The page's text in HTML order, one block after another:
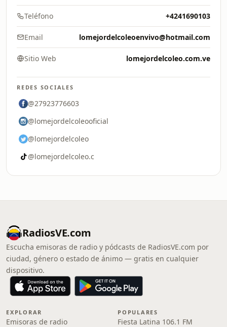
Teléfono +4241690103
Email lomejordelcoleoenvivo@hotmail.com
Sitio Web lomejordelcoleo.com.ve
REDES SOCIALES
@27923776603
@lomejordelcoleooficial
@lomejordelcoleo
@lomejordelcoleo.c
RadiosVE.com
Escucha emisoras de radio y pódcasts de RadiosVE.com por
ciudad, género o estado de ánimo — gratis en cualquier
dispositivo.
EXPLORAR
Emisoras de radio
POPULARES
Fiesta Latina 106.1 FM